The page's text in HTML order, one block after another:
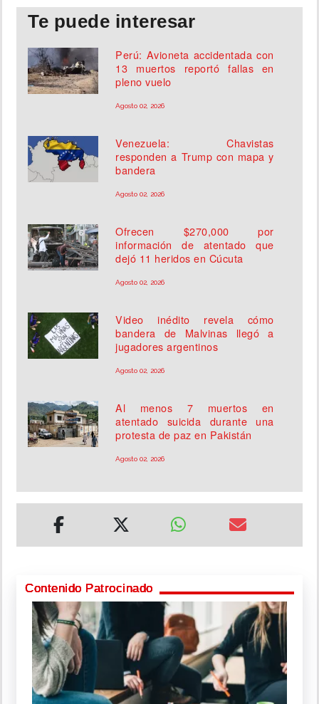
Te puede interesar
Perú: Avioneta accidentada con
13 muertos reportó fallas en
pleno vuelo
Agosto 02, 2026
Venezuela: Chavistas
responden a Trump con mapa y
bandera
Agosto 02, 2026
Ofrecen $270,000 por
información de atentado que
dejó 11 heridos en Cúcuta
Agosto 02, 2026
Video inédito revela cómo
bandera de Malvinas llegó a
jugadores argentinos
Agosto 02, 2026
Al menos 7 muertos en
atentado suicida durante una
protesta de paz en Pakistán
Agosto 02, 2026
Contenido Patrocinado